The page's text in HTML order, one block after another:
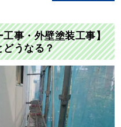
事・外壁塗装工事】
どうなる？